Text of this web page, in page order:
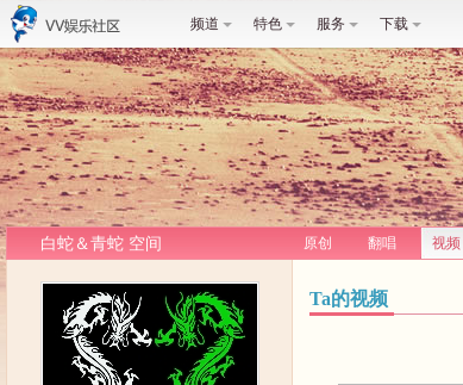
频道 特色 服务 下载
白蛇＆青蛇 空间 原创 翻唱 视频
Ta的视频